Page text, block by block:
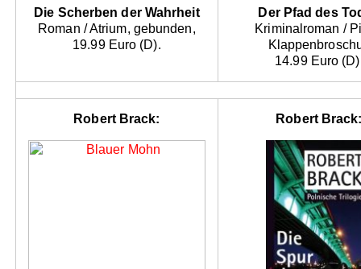
Die Scherben der Wahrheit
Roman / Atrium, gebunden,
19.99 Euro (D).
Der Pfad des
Kriminalroman /
14.99 Euro
Robert Brack: Robert